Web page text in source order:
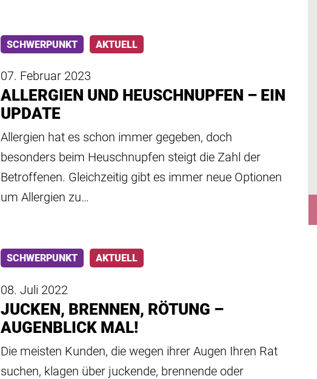
SCHWERPUNKT AKTUELL
07. Februar 2023
ALLERGIEN UND HEUSCHNUPFEN – EIN
UPDATE
Allergien hat es schon immer gegeben, doch
besonders beim Heuschnupfen steigt die Zahl der
Betroffenen. Gleichzeitig gibt es immer neue Optionen
um Allergien zu…
SCHWERPUNKT AKTUELL
08. Juli 2022
JUCKEN, BRENNEN, RÖTUNG –
AUGENBLICK MAL!
Die meisten Kunden, die wegen ihrer Augen Ihren Rat
suchen, klagen über juckende, brennende oder